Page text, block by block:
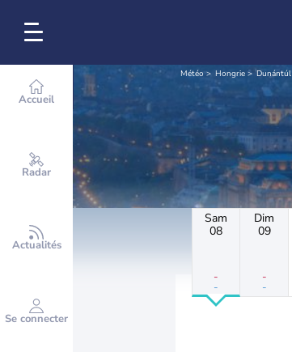
Accueil
Radar
Actualités
Se connecter
Météo Hongrie Dunántúl
Sam
08
-
-
Dim
09
-
-